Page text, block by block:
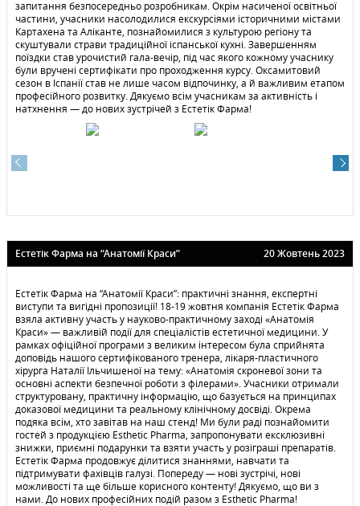
запитання безпосередньо розробникам. Окрім насиченої освітньої
частини, учасники насолодилися екскурсіями історичними містами
Картахена та Аліканте, познайомилися з культурою регіону та
скуштували страви традиційної іспанської кухні. Завершенням
поїздки став урочистий гала-вечір, під час якого кожному учаснику
були вручені сертифікати про проходження курсу. Оксамитовий
сезон в Іспанії став не лише часом відпочинку, а й важливим етапом
професійного розвитку. Дякуємо всім учасникам за активність і
натхнення — до нових зустрічей з Естетiк Фарма!
Естетік Фарма на “Анатомії Краси” 20 Жовтень 2023
Естетік Фарма на “Анатомії Краси”: практичні знання, експертні
виступи та вигідні пропозиції! 18-19 жовтня компанія Естетік Фарма
взяла активну участь у науково-практичному заході «Анатомія
Краси» — важливій події для спеціалістів естетичної медицини. У
рамках офіційної програми з великим інтересом була сприйнята
доповідь нашого сертифікованого тренера, лікаря-пластичного
хірурга Наталії Ільчишеної на тему: «Анатомія скроневої зони та
основні аспекти безпечної роботи з філерами». Учасники отримали
структуровану, практичну інформацію, що базується на принципах
доказової медицини та реальному клінічному досвіді. Окрема
подяка всім, хто завітав на наш стенд! Ми були раді познайомити
гостей з продукцією Esthetic Pharma, запропонувати ексклюзивні
знижки, приємні подарунки та взяти участь у розіграші препаратів.
Естетік Фарма продовжує ділитися знаннями, навчати та
підтримувати фахівців галузі. Попереду — нові зустрічі, нові
можливості та ще більше корисного контенту! Дякуємо, що ви з
нами. До нових професійних подій разом з Esthetic Pharma!